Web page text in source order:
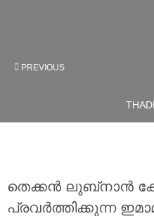
PREVIOUS
തെക്കൻ ലുബ്‌നാൻ
പ്രവർത്തിക്കുന്ന